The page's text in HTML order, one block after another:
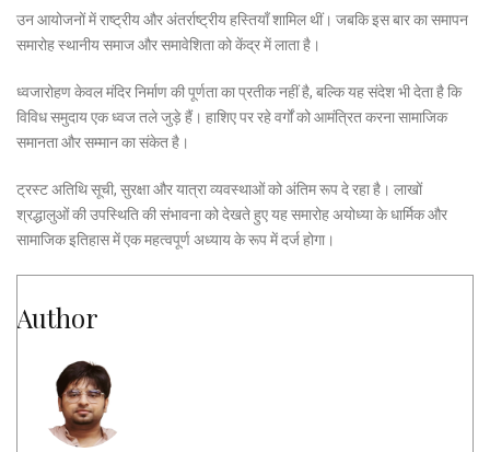
उन आयोजनों में राष्ट्रीय और अंतर्राष्ट्रीय हस्तियाँ शामिल थीं। जबकि इस बार का समापन
समारोह स्थानीय समाज और समावेशिता को केंद्र में लाता है।
ध्वजारोहण केवल मंदिर निर्माण की पूर्णता का प्रतीक नहीं है, बल्कि यह संदेश भी देता है कि
विविध समुदाय एक ध्वज तले जुड़े हैं। हाशिए पर रहे वर्गों को आमंत्रित करना सामाजिक
समानता और सम्मान का संकेत है।
ट्रस्ट अतिथि सूची, सुरक्षा और यात्रा व्यवस्थाओं को अंतिम रूप दे रहा है। लाखों
श्रद्धालुओं की उपस्थिति की संभावना को देखते हुए यह समारोह अयोध्या के धार्मिक और
सामाजिक इतिहास में एक महत्वपूर्ण अध्याय के रूप में दर्ज होगा।
Author